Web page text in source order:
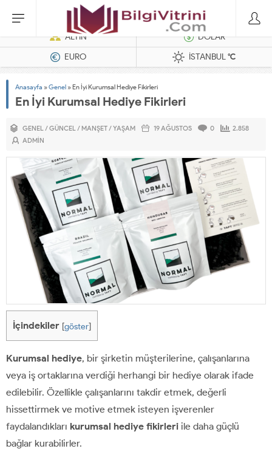
Dizel Jeneratörler
ALTIN
DOLAR
EURO
İSTANBUL°C
Anasayfa »Genel »En İyi Kurumsal Hediye Fikirleri
En İyi Kurumsal Hediye Fikirleri
GENEL/GÜNCEL/ MANŞET/YAŞAM 19 AĞUSTOS 0
2.858
ADMIN
İçindekiler [göster]
Kurumsal hediye, bir şirketin müşterilerine, çalışanlarına
veya iş ortaklarına verdiği herhangi bir hediye olarak ifade
edilebilir. Özellikle çalışanlarını takdir etmek, değerli
hissettirmek ve motive etmek isteyen işverenler
faydalandıkları kurumsal hediye fikirleri ile daha güçlü
bağlar kurabilirler.